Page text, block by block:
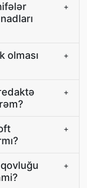
+
olması
+
+
+
+